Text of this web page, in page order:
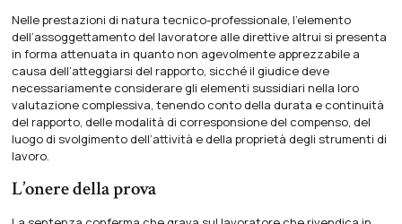
Nelle prestazioni di natura tecnico-professionale, l’elemento
dell’assoggettamento del lavoratore alle direttive altrui si presenta
in forma attenuata in quanto non agevolmente apprezzabile a
causa dell’atteggiarsi del rapporto, sicché il giudice deve
necessariamente considerare gli elementi sussidiari nella loro
valutazione complessiva, tenendo conto della durata e continuità
del rapporto, delle modalità di corresponsione del compenso, del
luogo di svolgimento dell’attività e della proprietà degli strumenti di
lavoro.
L’onere della prova